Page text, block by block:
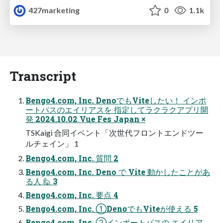
427marketing
0 1.1k
Transcript
Bengo4.com, Inc. DenoでもViteしたい！ インポ
ートパスのエイリアスを 指定してラクラクアプリ開
発 2024.10.02 Vue Fes Japan ×
TSKaigi 合同イベント「次世代フロントエンドツー
ルチェイン」 1
Bengo4.com, Inc. 質問 2
Bengo4.com, Inc. Deno で Vite 動かしたことがあ
る人 🙋 3
Bengo4.com, Inc. 要点 4
Bengo4.com, Inc. ①DenoでもViteが使える 5